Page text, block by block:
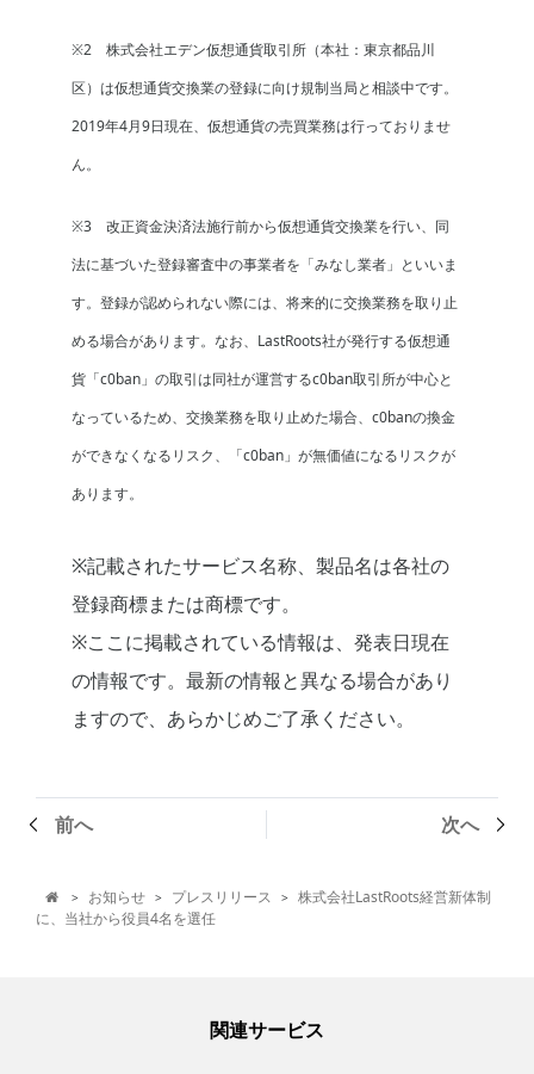
※2 株式会社エデン仮想通貨取引所（本社：東京都品川
区）は仮想通貨交換業の登録に向け規制当局と相談中です。
2019年4月9日現在、仮想通貨の売買業務は行っておりませ
ん。
※3 改正資金決済法施行前から仮想通貨交換業を行い、同
法に基づいた登録審査中の事業者を「みなし業者」といいま
す。登録が認められない際には、将来的に交換業務を取り止
める場合があります。なお、LastRoots社が発行する仮想通
貨「c0ban」の取引は同社が運営するc0ban取引所が中心と
なっているため、交換業務を取り止めた場合、c0banの換金
ができなくなるリスク、「c0ban」が無価値になるリスクが
あります。
※記載されたサービス名称、製品名は各社の
登録商標または商標です。
※ここに掲載されている情報は、発表日現在
の情報です。最新の情報と異なる場合があり
ますので、あらかじめご了承ください。
前へ 次へ
 > お知らせ > プレスリリース > 株式会社LastRoots経営新体制
に、当社から役員4名を選任
関連サービス